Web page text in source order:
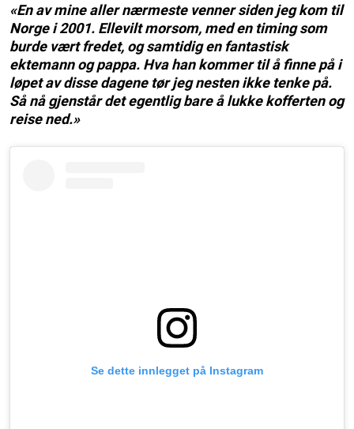
«En av mine aller nærmeste venner siden jeg kom til
Norge i 2001. Ellevilt morsom, med en timing som
burde vært fredet, og samtidig en fantastisk
ektemann og pappa. Hva han kommer til å finne på i
løpet av disse dagene tør jeg nesten ikke tenke på.
Så nå gjenstår det egentlig bare å lukke kofferten og
reise ned.»
Se dette innlegget på Instagram